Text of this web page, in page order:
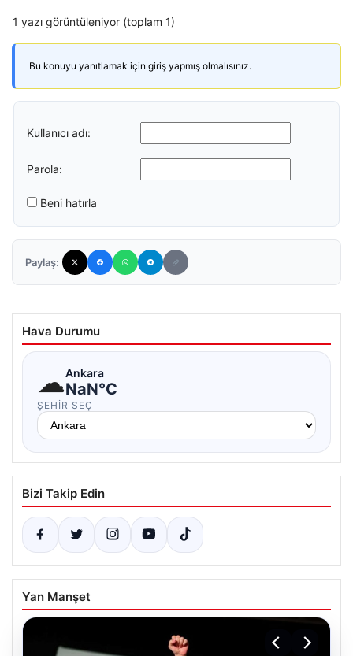
1 yazı görüntüleniyor (toplam 1)
Bu konuyu yanıtlamak için giriş yapmış olmalısınız.
Kullanıcı adı:
Parola:
Beni hatırla
Paylaş:
Hava Durumu
☁Ankara
NaN°C
ŞEHIR SEÇ
Bizi Takip Edin
Yan Manşet